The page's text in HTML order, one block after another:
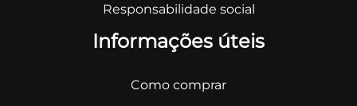
Responsabilidade social
Informações úteis
Como comprar